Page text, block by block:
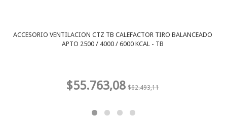
ACCESORIO VENTILACION CTZ TB CALEFACTOR TIRO BALANCEADO
APTO 2500 / 4000 / 6000 KCAL - TB
$55.763,08 $62.493,11